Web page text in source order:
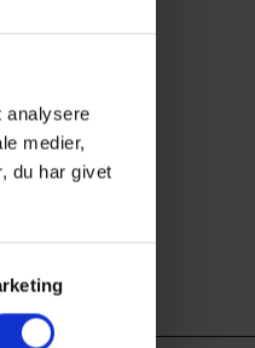
analysere
medier,
du har givet